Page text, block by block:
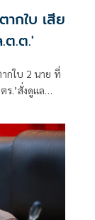
กใบ เสีย
.ต.'
กใบ 2 นาย ที่
.’สั่งดูแล